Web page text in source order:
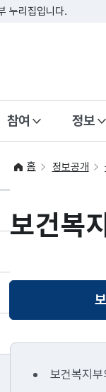
누리집입니다.
참여 정보
홈 정보공개
보건복
보건복지